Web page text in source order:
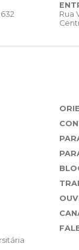
Rua